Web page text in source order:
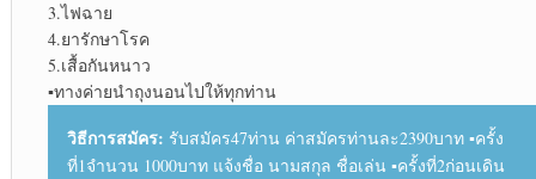
3.ไฟฉาย
4.ยารักษาโรค
5.เสื้อกันหนาว
▪︎ทางค่ายนำถุงนอนไปให้ทุกท่าน
วิธีการสมัคร: รับสมัคร47ท่าน ค่าสมัครท่านละ2390บาท ▪︎ครั้ง
ที่1จำนวน 1000บาท แจ้งชื่อ นามสกุล ชื่อเล่น ▪︎ครั้งที่2ก่อนเดิน